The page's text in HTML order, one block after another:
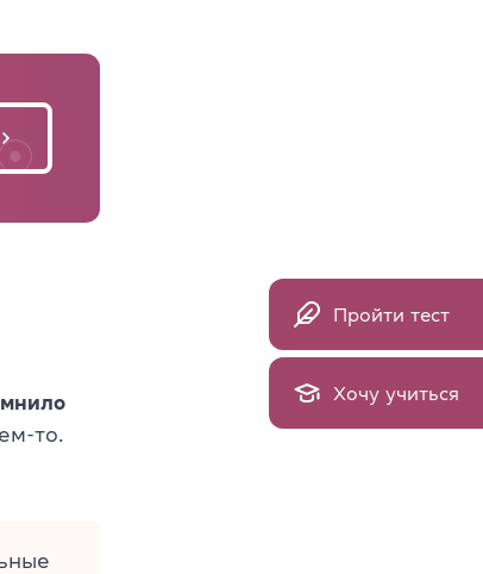
то.
Пройти тест
Хочу учиться